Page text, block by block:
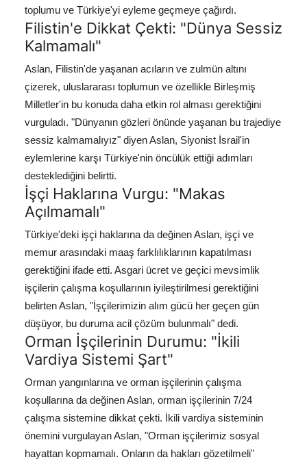
toplumu ve Türkiye'yi eyleme geçmeye çağırdı.
Filistin'e Dikkat Çekti: "Dünya Sessiz
Kalmamalı"
Aslan, Filistin'de yaşanan acıların ve zulmün altını
çizerek, uluslararası toplumun ve özellikle Birleşmiş
Milletler'in bu konuda daha etkin rol alması gerektiğini
vurguladı. "Dünyanın gözleri önünde yaşanan bu trajediye
sessiz kalmamalıyız" diyen Aslan, Siyonist İsrail'in
eylemlerine karşı Türkiye'nin öncülük ettiği adımları
desteklediğini belirtti.
İşçi Haklarına Vurgu: "Makas
Açılmamalı"
Türkiye'deki işçi haklarına da değinen Aslan, işçi ve
memur arasındaki maaş farklılıklarının kapatılması
gerektiğini ifade etti. Asgari ücret ve geçici mevsimlik
işçilerin çalışma koşullarının iyileştirilmesi gerektiğini
belirten Aslan, "İşçilerimizin alım gücü her geçen gün
düşüyor, bu duruma acil çözüm bulunmalı" dedi.
Orman İşçilerinin Durumu: "İkili
Vardiya Sistemi Şart"
Orman yangınlarına ve orman işçilerinin çalışma
koşullarına da değinen Aslan, orman işçilerinin 7/24
çalışma sistemine dikkat çekti. İkili vardiya sisteminin
önemini vurgulayan Aslan, "Orman işçilerimiz sosyal
hayattan kopmamalı. Onların da hakları gözetilmeli"